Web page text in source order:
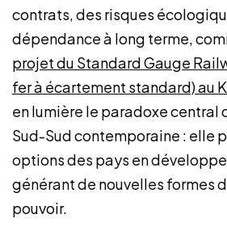
contrats, des risques
dépendance à long terme,
projet du Standard Gauge
fer à écartement standard) au
en lumière le paradoxe central
Sud-Sud contemporaine : elle
options des pays en
générant de nouvelles formes
pouvoir.